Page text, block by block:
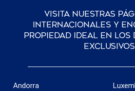
Visita nuestras
internacionales y
propiedad ideal en los
exclusivos
Andorra